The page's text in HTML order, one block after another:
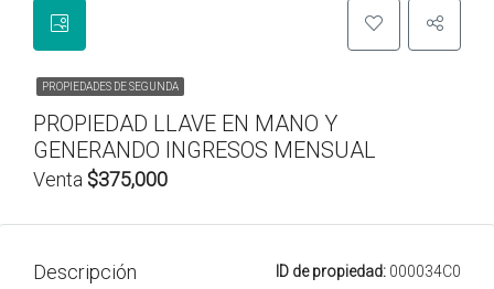
PROPIEDADES DE SEGUNDA
PROPIEDAD LLAVE EN MANO Y
GENERANDO INGRESOS MENSUAL
Venta $375,000
Descripción ID de propiedad: 000034C0